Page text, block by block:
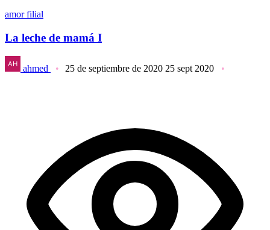
amor filial
La leche de mamá I
ahmed 25 de septiembre de 2020 25 sept 2020